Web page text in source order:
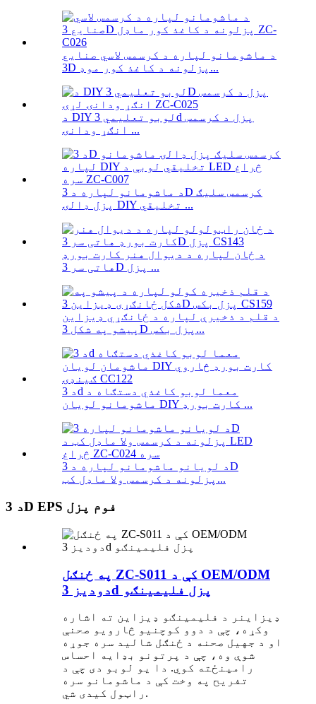
د ماشومانو لپاره د کرسمس لاسي صنایع
3D پزلونه د کاغذ کور موډ...
د DIY لوبو تعلیمي 3d پزل د کرسمس
انګړ ودانۍ ...
د ماشومانو لپاره د 3D کرسمس سلیګ
پزل ډالۍ DIY تخلیقي ...
د ځان لپاره د دیوال هنر کارت بورډ
هاتی سر 3D پزل ...
د قلم د ذخیرې لپاره د ځانګړي ډیزاین
پیشو په شکل 3D پزل بکس...
د 3d معما لوبو کاغذي دستګاه د
ماشومانو لویان DIY کارت بورډ ...
د لویانو ماشومانو لپاره د 3D
پزلونه د کرسمس ولا ماډل کټ...
د 3D EPS فوم پزل
په ځنګل ZC-S011 کې د OEM/ODM
دودیز 3d پزل فلیمینګو
ډیزاینر د فلیمینګو ډیزاین ته اشاره
وکړه، چې د دوو کوچنیو څارویو صحنې
او د جهيل صحنه د ځنګل شالید سره جوړه
شوې وه، چې د پرتونو بډایه احساس
رامینځته کوي. دا یو لوبو دی چې د
تفریح ​​په وخت کې د ماشومانو سره
راټول کیدی شي.